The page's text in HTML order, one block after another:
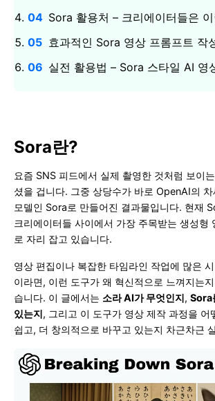
Sora 활용처 – 크리에이터들은
효과적인 Sora 영상 프롬프트 작
Sora란?
요즘 SNS 피드에서 실제 촬영한 것처럼 보이
셨을 겁니다. 그중 상당수가 바로 OpenAI의
모델인 Sora로 만들어진 결과물입니다. 현재
크리에이터들 사이에서 가장 주목받는 생성형
로 자리 잡고 있습니다.
영상 편집이나 복잡한 타임라인 작업에 많은
이라면, 이런 도구가 왜 혁신적으로 느껴지는
습니다. 이 글에서는 소라 AI가 무엇인지, Sora
있는지, 그리고 이 도구가 영상 제작 과정을 어
쉽고, 더 창의적으로 바꾸고 있는지 차근차근